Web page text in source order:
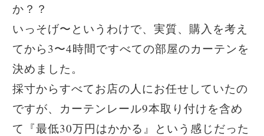
か？？
いっそげ〜というわけで、実質、購入を考え
てから3〜4時間ですべての部屋のカーテンを
決めました。
採寸からすべてお店の人にお任せしていたの
ですが、カーテンレール9本取り付けを含め
て『最低30万円はかかる』という感じだった